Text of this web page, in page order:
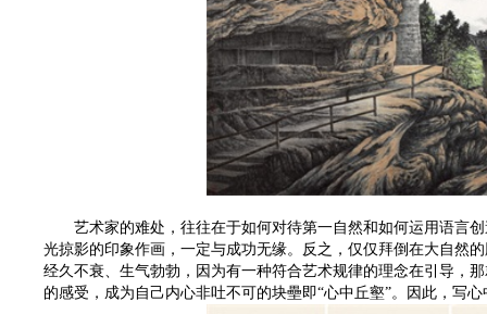
艺术家的难处，往往在于如何对待第一自然和如何运用语言创
光掠影的印象作画，一定与成功无缘。反之，仅仅拜倒在大自然
经久不衰、生气勃勃，因为有一种符合艺术规律的理念在引导，
的感受，成为自己内心非吐不可的块壘即“心中丘壑”。因此，写